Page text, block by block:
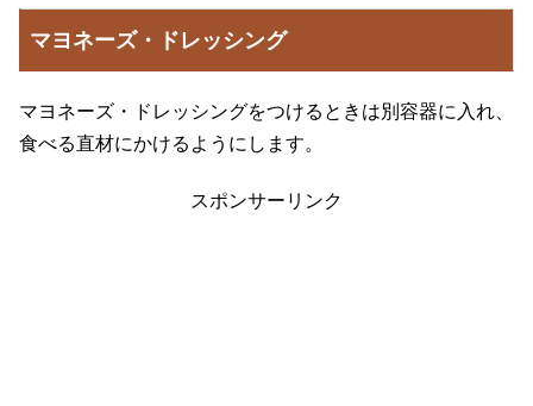
マヨネーズ・ドレッシング
マヨネーズ・ドレッシングをつけるときは別容器に入れ、
食べる直材にかけるようにします。
スポンサーリンク